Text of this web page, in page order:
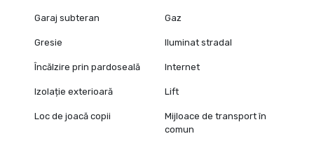
Garaj subteran Gaz
Gresie Iluminat stradal
Încălzire prin pardoseală Internet
Izolație exterioară Lift
Loc de joacă copii
Mijloace de transport în
comun